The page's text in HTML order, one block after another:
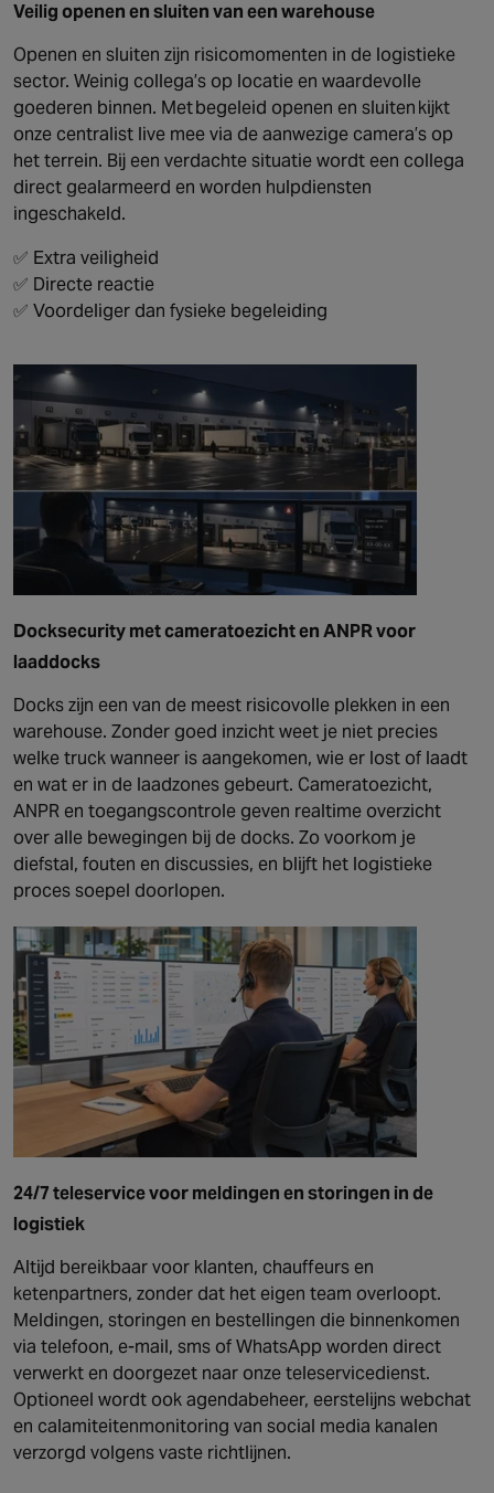
Veilig openen en sluiten van een warehouse
Openen en sluiten zijn risicomomenten in de logistieke
sector. Weinig collega’s op locatie en waardevolle
goederen binnen. Met begeleid openen en sluiten kijkt
onze centralist live mee via de aanwezige camera’s op
het terrein. Bij een verdachte situatie wordt een collega
direct gealarmeerd en worden hulpdiensten
ingeschakeld.
✅ Extra veiligheid
✅ Directe reactie
✅ Voordeliger dan fysieke begeleiding
Docksecurity met cameratoezicht en ANPR voor
laaddocks
Docks zijn een van de meest risicovolle plekken in een
warehouse. Zonder goed inzicht weet je niet precies
welke truck wanneer is aangekomen, wie er lost of laadt
en wat er in de laadzones gebeurt. Cameratoezicht,
ANPR en toegangscontrole geven realtime overzicht
over alle bewegingen bij de docks. Zo voorkom je
diefstal, fouten en discussies, en blijft het logistieke
proces soepel doorlopen.
24/7 teleservice voor meldingen en storingen in de
logistiek
Altijd bereikbaar voor klanten, chauffeurs en
ketenpartners, zonder dat het eigen team overloopt.
Meldingen, storingen en bestellingen die binnenkomen
via telefoon, e-mail, sms of WhatsApp worden direct
verwerkt en doorgezet naar onze teleservicedienst.
Optioneel wordt ook agendabeheer, eerstelijns webchat
en calamiteitenmonitoring van social media kanalen
verzorgd volgens vaste richtlijnen.